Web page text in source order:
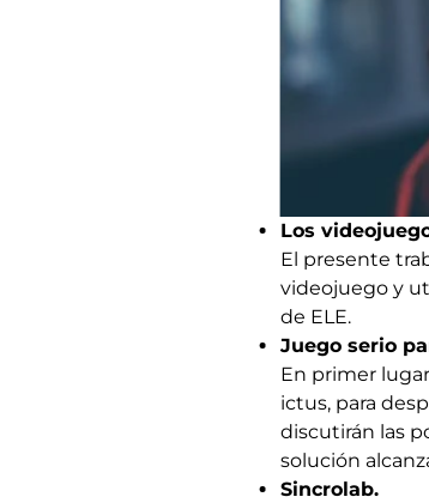
Los
El presente
videojuego y
de ELE.
Juego serio
En primer
ictus, para
discutirán las
solución
Sincrolab.